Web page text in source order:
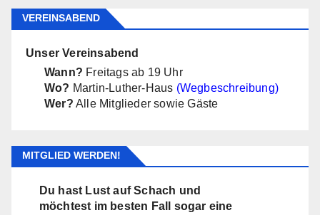
VEREINSABEND
Unser Vereinsabend
Wann? Freitags ab 19 Uhr
Wo? Martin-Luther-Haus (Wegbeschreibung)
Wer? Alle Mitglieder sowie Gäste
MITGLIED WERDEN!
Du hast Lust auf Schach und
möchtest im besten Fall sogar eine